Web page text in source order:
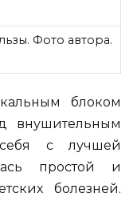
Фото автора.
блоком
внушительным
с лучшей
простой и
болезней.